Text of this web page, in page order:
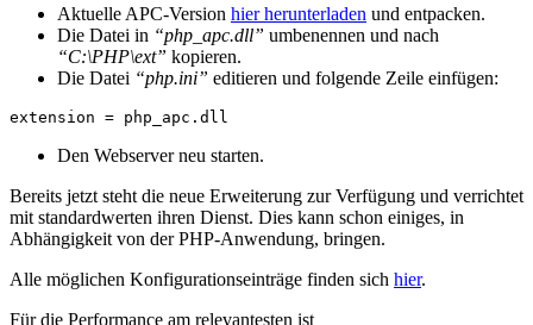
Aktuelle APC-Version hier herunterladen und entpacken.
Die Datei in “php_apc.dll” umbenennen und nach
“C:\PHP\ext” kopieren.
Die Datei “php.ini” editieren und folgende Zeile einfügen:
extension = php_apc.dll
Den Webserver neu starten.
Bereits jetzt steht die neue Erweiterung zur Verfügung und verrichtet
mit standardwerten ihren Dienst. Dies kann schon einiges, in
Abhängigkeit von der PHP-Anwendung, bringen.
Alle möglichen Konfigurationseinträge finden sich hier.
Für die Performance am relevantesten ist